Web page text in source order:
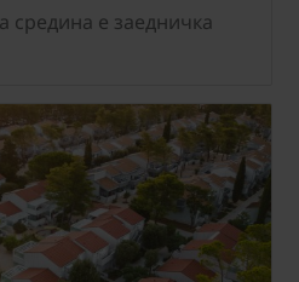
средина е заедничка